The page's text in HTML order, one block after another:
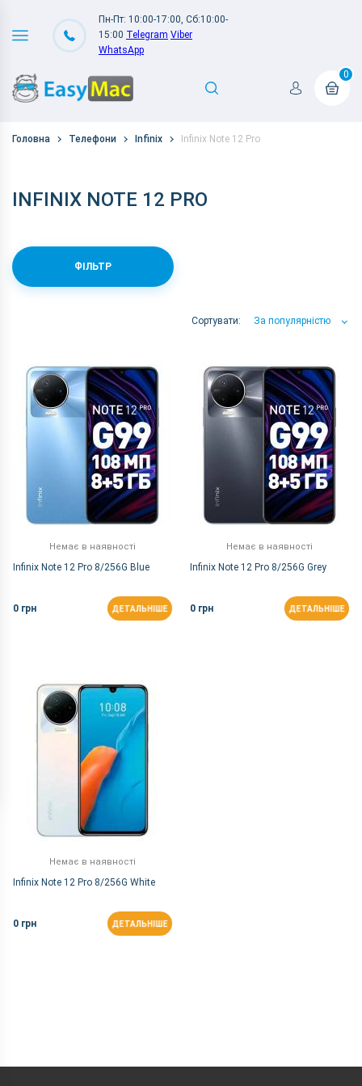
Пн-Пт: 10:00-17:00, Сб:10:00-
15:00 Telegram Viber
WhatsApp
0
Головна Телефони Infinix Infinix Note 12 Pro
INFINIX NOTE 12 PRO
ФІЛЬТР
Сортувати: За популярністю
За популярністю
За Назвою Я-А
Немає в наявності
Infinix Note 12 Pro 8/256G Blue
0 грн ДЕТАЛЬНІШЕ
Немає в наявності
Infinix Note 12 Pro 8/256G Grey
0 грн ДЕТАЛЬНІШЕ
Немає в наявності
Infinix Note 12 Pro 8/256G White
0 грн ДЕТАЛЬНІШЕ